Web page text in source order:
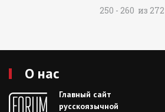
250 - 260 из 272
О нас
Главный сайт
русскоязычной